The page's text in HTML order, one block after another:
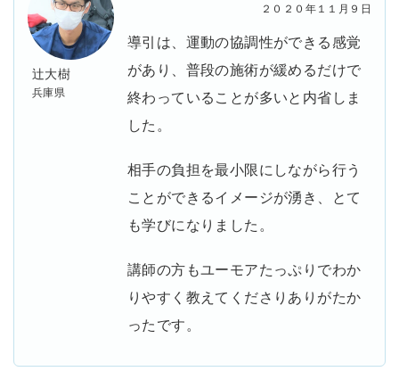
辻大樹
兵庫県
２０２０年１１月９日
導引は、運動の協調性ができる感覚
があり、普段の施術が緩めるだけで
終わっていることが多いと内省しま
した。
相手の負担を最小限にしながら行う
ことができるイメージが湧き、とて
も学びになりました。
講師の方もユーモアたっぷりでわか
りやすく教えてくださりありがたか
ったです。